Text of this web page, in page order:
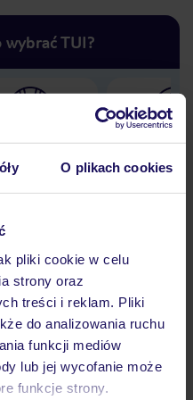
O plikach cookies
pliki cookie w celu
strony oraz
treści i reklam. Pliki
do analizowania ruchu
funkcji mediów
lub jej wycofanie może
funkcje strony.
wybrać TUI?